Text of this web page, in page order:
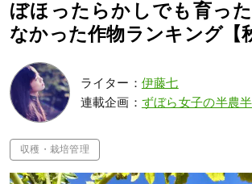
ぼほったらかしでも育っ
なかった作物ランキング【
ライター： 伊藤七
連載企画： ずぼら女子の半農
収穫・栽培管理